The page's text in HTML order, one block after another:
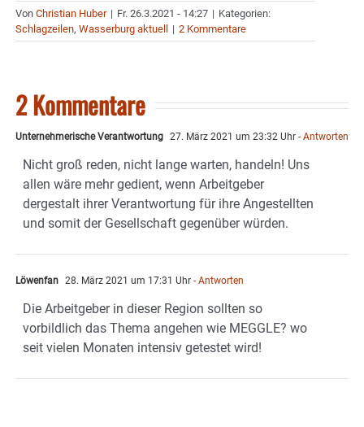
Von Christian Huber | Fr. 26.3.2021 - 14:27 | Kategorien:
Schlagzeilen, Wasserburg aktuell | 2 Kommentare
2 Kommentare
Unternehmerische Verantwortung 27. März 2021 um 23:32 Uhr - Antworten
Nicht groß reden, nicht lange warten, handeln! Uns
allen wäre mehr gedient, wenn Arbeitgeber
dergestalt ihrer Verantwortung für ihre Angestellten
und somit der Gesellschaft gegenüber würden.
Löwenfan 28. März 2021 um 17:31 Uhr - Antworten
Die Arbeitgeber in dieser Region sollten so
vorbildlich das Thema angehen wie MEGGLE? wo
seit vielen Monaten intensiv getestet wird!